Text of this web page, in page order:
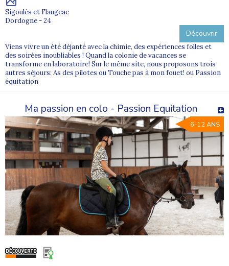
Sigoulès et Flaugeac
Dordogne - 24
Découvrir
Viens vivre un été déjanté avec la chimie, des expériences folles et
des soirées inoubliables ! Quand la colonie de vacances se
transforme en laboratoire! Sur le même site, nous proposons trois
autres séjours: As des pilotes ou Touche pas à mon fouet! ou Passion
équitation
Ma passion en colo - Passion Equitation
6-12 ANS